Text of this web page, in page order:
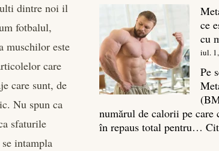
dintre noi il
fotbalul,
muschilor este
care
care sunt, de
Nu spun ca
sfaturile
intampla
ce
cu
iul.
Pe
numărul de calorii pe care
în repaus total pentru…